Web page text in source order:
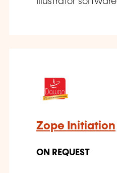
Zope Initiation
ON REQUEST